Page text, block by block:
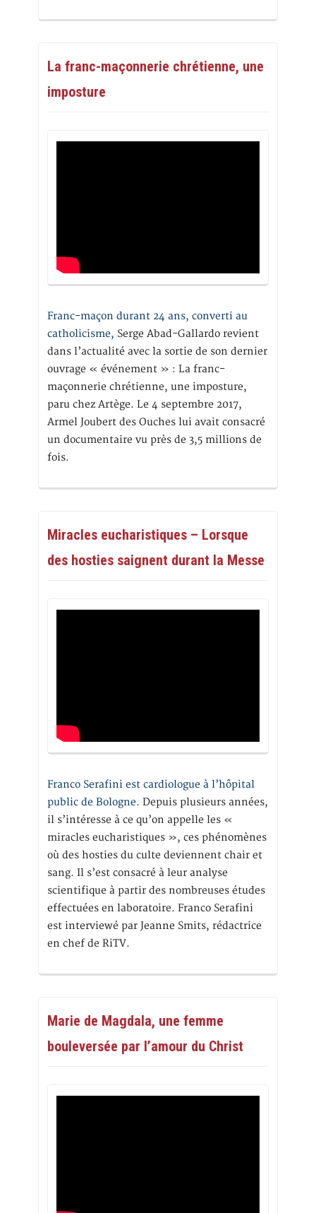
La franc-maçonnerie chrétienne, une
imposture
Franc-maçon durant 24 ans, converti au
catholicisme, Serge Abad-Gallardo revient
dans l’actualité avec la sortie de son dernier
ouvrage « événement » : La franc-
maçonnerie chrétienne, une imposture,
paru chez Artège. Le 4 septembre 2017,
Armel Joubert des Ouches lui avait consacré
un documentaire vu près de 3,5 millions de
fois.
Miracles eucharistiques – Lorsque
des hosties saignent durant la Messe
Franco Serafini est cardiologue à l’hôpital
public de Bologne. Depuis plusieurs années,
il s’intéresse à ce qu’on appelle les «
miracles eucharistiques », ces phénomènes
où des hosties du culte deviennent chair et
sang. Il s’est consacré à leur analyse
scientifique à partir des nombreuses études
effectuées en laboratoire. Franco Serafini
est interviewé par Jeanne Smits, rédactrice
en chef de RiTV.
Marie de Magdala, une femme
bouleversée par l’amour du Christ